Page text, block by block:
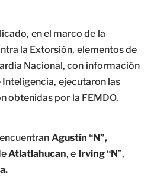
en el marco de la
la Extorsión, elementos de
Nacional, con información
ejecutaron las
obtenidas por la FEMDO.
Agustín “N”,
Atlatlahucan, e Irving “N”,